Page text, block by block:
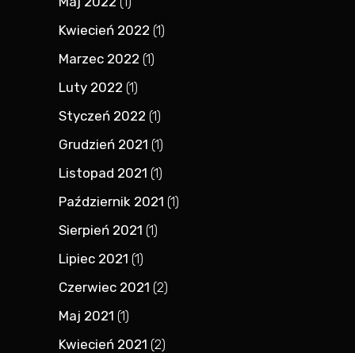
Kwiecień 2022 (1)
Marzec 2022 (1)
Luty 2022 (1)
Styczeń 2022 (1)
Grudzień 2021 (1)
Listopad 2021 (1)
Październik 2021 (1)
Sierpień 2021 (1)
Lipiec 2021 (1)
Czerwiec 2021 (2)
Maj 2021 (1)
Kwiecień 2021 (2)